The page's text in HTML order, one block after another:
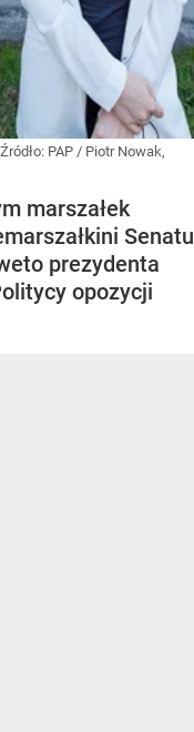
Źródło: PAP / Piotr Nowak,
marszałek
Senatu
prezydenta
opozycji